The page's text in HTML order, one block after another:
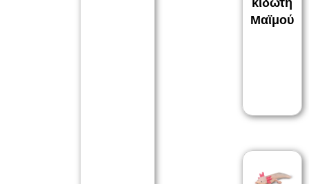
κιδωτή
Μαϊμού